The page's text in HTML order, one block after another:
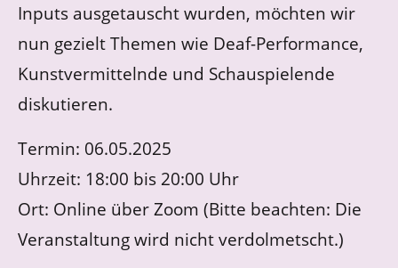
Inputs ausgetauscht wurden, möchten wir
nun gezielt Themen wie Deaf-Performance,
Kunstvermittelnde und Schauspielende
diskutieren.
Termin: 06.05.2025
Uhrzeit: 18:00 bis 20:00 Uhr
Ort: Online über Zoom (Bitte beachten: Die
Veranstaltung wird nicht verdolmetscht.)